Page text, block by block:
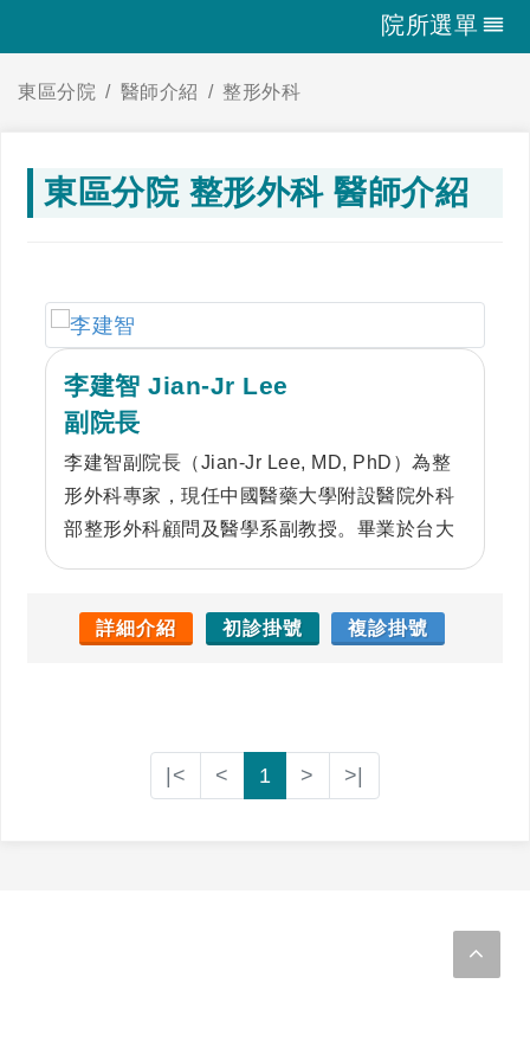
院所選單
東區分院 醫師介紹 整形外科
東區分院 整形外科 醫師介紹
李建智 Jian-Jr Lee
副院長
李建智副院長（Jian-Jr Lee, MD, PhD）為整
形外科專家，現任中國醫藥大學附設醫院外科
部整形外科顧問及醫學系副教授。畢業於台大
傷病人。師承「台灣整形外科教父」陳明庭教
與研究表現卓越，現為台灣整形外科醫學會理
詳細介紹 初診掛號 複診掛號
|< < 1 > >|